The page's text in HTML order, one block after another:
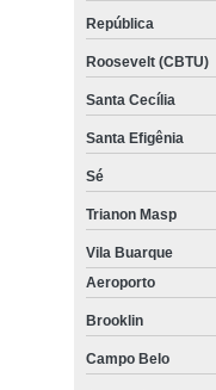
República
Roosevelt (CBTU)
Santa Cecília
Santa Efigênia
Sé
Trianon Masp
Vila Buarque
Aeroporto
Brooklin
Campo Belo